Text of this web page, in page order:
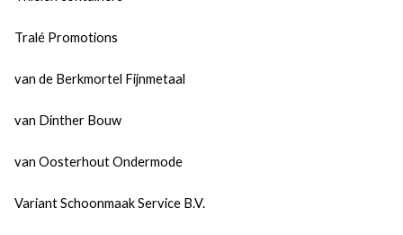
Tralé Promotions
van de Berkmortel Fijnmetaal
van Dinther Bouw
van Oosterhout Ondermode
Variant Schoonmaak Service B.V.